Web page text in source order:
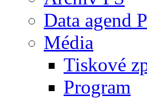
Data agend
Média
Tiskové
Program